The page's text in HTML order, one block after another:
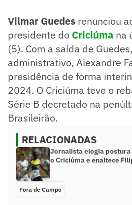
Vilmar Guedes renunciou
presidente do Criciúma na
(5). Com a saída de
administrativo, Alexandre
presidência de forma
2024. O Criciúma teve o
Série B decretado na
Brasileirão.
RELACIONADAS
Jornalista elogia
o Criciúma e enaltece
Fora de Campo